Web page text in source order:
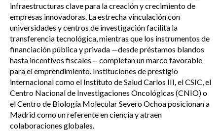
infraestructuras clave para la creación y crecimiento de
empresas innovadoras. La estrecha vinculación con
universidades y centros de investigación facilita la
transferencia tecnológica, mientras que los instrumentos de
financiación pública y privada —desde préstamos blandos
hasta incentivos fiscales— completan un marco favorable
para el emprendimiento. Instituciones de prestigio
internacional como el Instituto de Salud Carlos III, el CSIC, el
Centro Nacional de Investigaciones Oncológicas (CNIO) o
el Centro de Biología Molecular Severo Ochoa posicionan a
Madrid como un referente en ciencia y atraen
colaboraciones globales.